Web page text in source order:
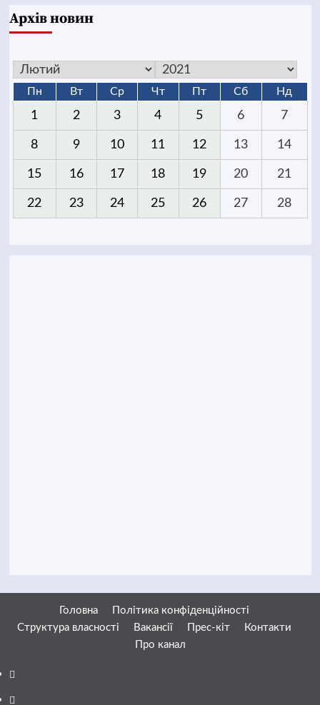
Архів новин
Пн Вт Ср Чт Пт Сб Нд
1 2 3 4 5 6 7
8 9 10 11 12 13 14
15 16 17 18 19 20 21
22 23 24 25 26 27 28
Головна
Політика конфіденційності
Структура власності
Вакансії Прес-кіт
Контакти
Про канал
Facebook
YouTube